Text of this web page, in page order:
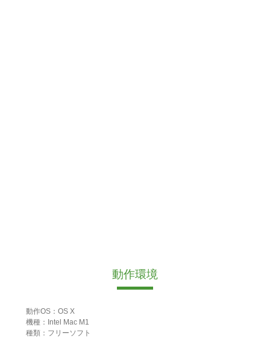
動作環境
動作OS：OS X
機種：Intel Mac M1
種類：フリーソフト